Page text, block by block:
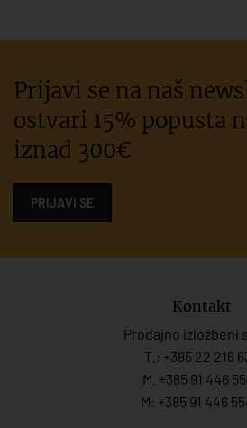
Prijavi se na naš
ostvari 15% popusta
iznad 300€
PRIJAVI SE
Kontakt
Prodajno izložbeni
T.: +385 22 216
M. +385 91 446
M: +385 91 446